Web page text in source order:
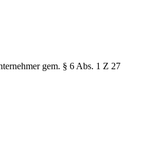
gem. § 6 Abs. 1 Z 27